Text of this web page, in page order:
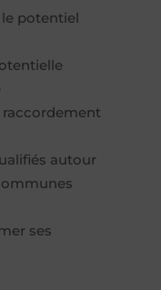
le potentiel
raccordement
autour
ses